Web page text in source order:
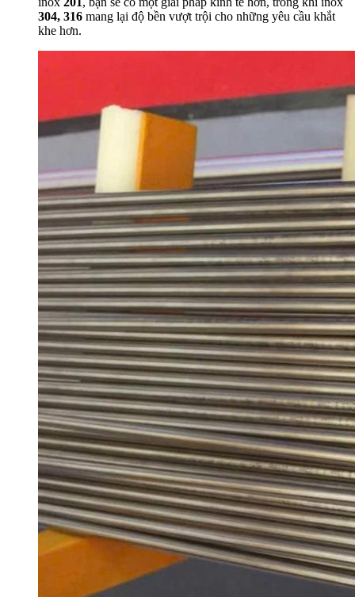
304, 316 mang lại độ bền vượt trội cho những yêu cầu khắt
khe hơn.